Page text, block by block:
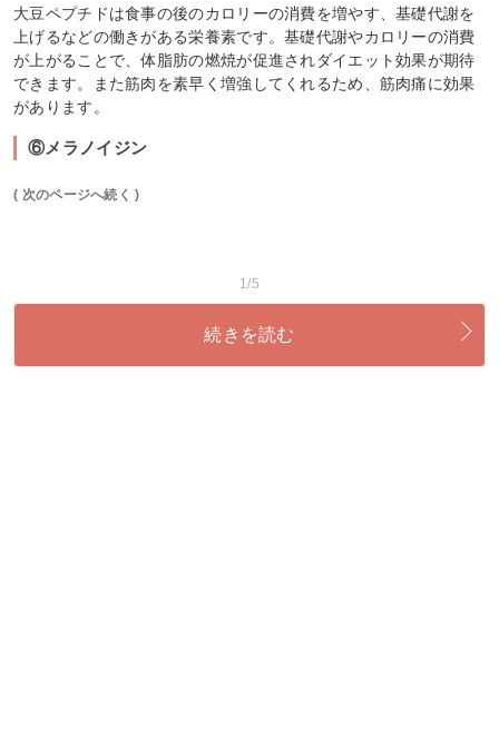
大豆ペプチドは食事の後のカロリーの消費を増やす、基礎代謝を
上げるなどの働きがある栄養素です。基礎代謝やカロリーの消費
が上がることで、体脂肪の燃焼が促進されダイエット効果が期待
できます。また筋肉を素早く増強してくれるため、筋肉痛に効果
があります。
⑥メラノイジン
( 次のページへ続く )
1/5
続きを読む